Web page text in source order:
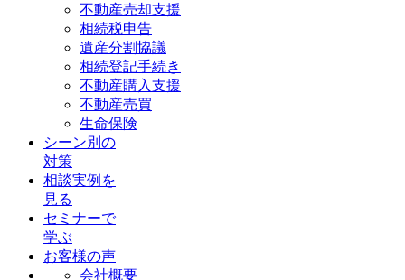
不動産売却支援
相続税申告
遺産分割協議
相続登記手続き
不動産購入支援
不動産売買
生命保険
シーン別の
対策
相談実例を
見る
セミナーで
学ぶ
お客様の声
会社概要